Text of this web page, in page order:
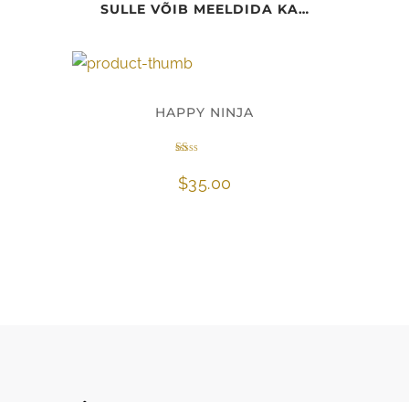
SULLE VÕIB MEELDIDA KA…
HAPPY NINJA
$35.00
1.00
/ 5